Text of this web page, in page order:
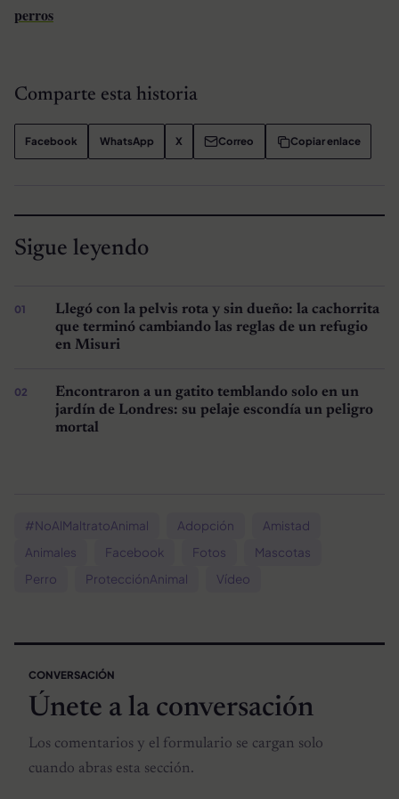
perros
Comparte esta historia
Facebook WhatsApp X Correo Copiar enlace
Sigue leyendo
Llegó con la pelvis rota y sin dueño: la cachorrita
que terminó cambiando las reglas de un refugio
en Misuri
Encontraron a un gatito temblando solo en un
jardín de Londres: su pelaje escondía un peligro
mortal
#NoAlMaltratoAnimal Adopción
Amistad
Animales
Facebook Fotos
Mascotas
Perro
ProtecciónAnimal Vídeo
CONVERSACIÓN
Únete a la conversación
Los comentarios y el formulario se cargan solo
cuando abras esta sección.